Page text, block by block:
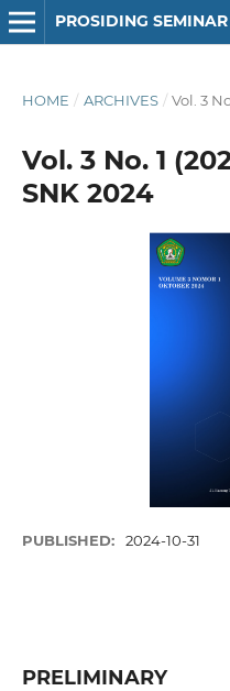
PROSIDING
HOME / ARCHIVES / Vol. 3
Vol. 3 No. 1
SNK 2024
PUBLISHED: 2024-10-31
PRELIMINARY